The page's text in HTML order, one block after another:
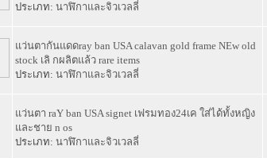
ประเภท: นาฬิกาและจิวเวลลี่
แว่นตากันแดดray ban USA calavan gold frame NEw old
stock เลิ กผลิตแล้ว rare items
ประเภท: นาฬิกาและจิวเวลลี่
แว่นตา raY ban USA signet เฟรมทอง24เค ใส่ได้ทั้งหญิง
และชาย n os
ประเภท: นาฬิกาและจิวเวลลี่